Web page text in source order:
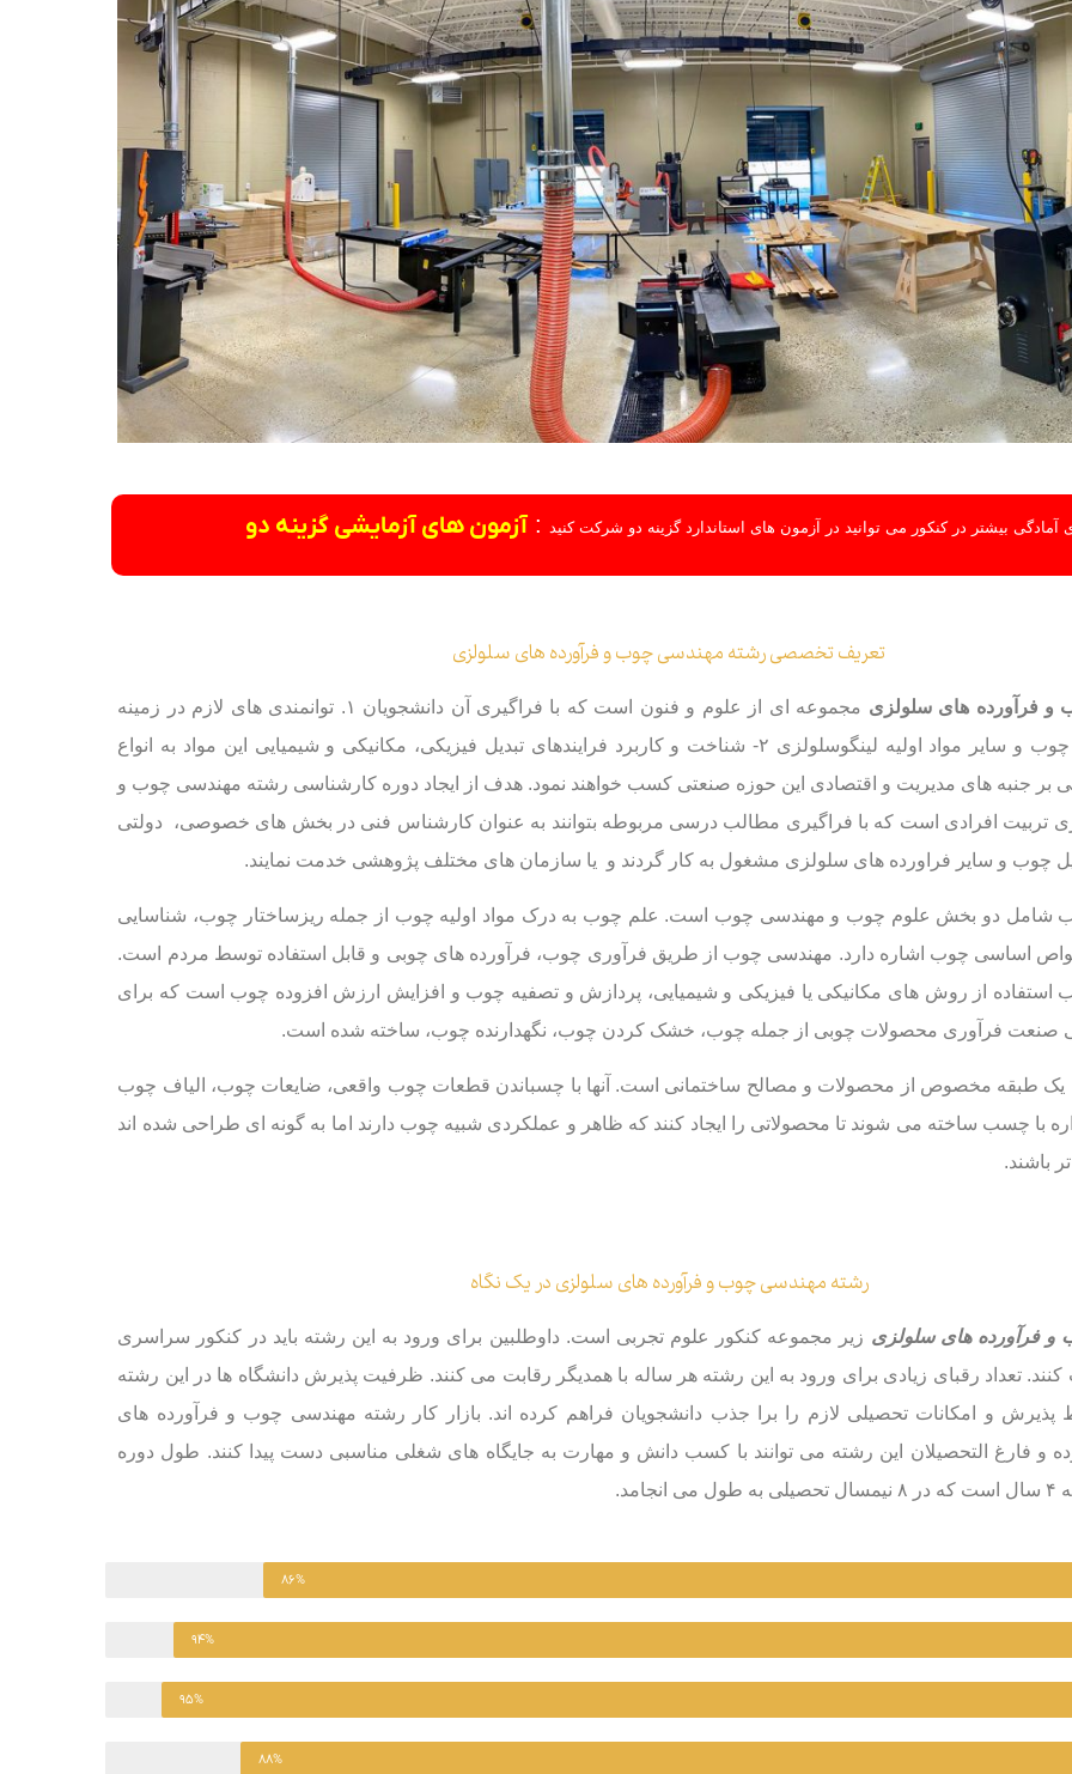
آمادگی بیشتر در کنکور می توانید در آزمون های استاندارد گزینه دو شرکت کنید :آزمون های آزمایشی گزینه دو
تعریف تخصصی رشته مهندسی چوب و فرآورده های سلولزی
فرآورده های سلولزی
مجموعه ای از علوم و فنون است که با فراگیری آن دانشجویان ۱. توانمندی های لازم در زمینه
شناخت و حفاظت چوب و سایر مواد اولیه لینگوسلولزی ۲- شناخت و کاربرد فرایندهای تبدیل فیزیکی، مکانیکی و شیمیایی این مواد به انواع
بر جنبه های مدیریت و اقتصادی این حوزه صنعتی کسب خواهند نمود. هدف از ایجاد دوره کارشناسی رشته مهندسی چوب و
تربیت افرادی است که با فراگیری مطالب درسی مربوطه بتوانند به عنوان کارشناس فنی در بخش های خصوصی، دولتی
چوب و سایر فراورده های سلولزی مشغول به کار گردند و یا سازمان های مختلف پژوهشی خدمت نمایند.
شامل دو بخش علوم چوب و مهندسی چوب است. علم چوب به درک مواد اولیه چوب از جمله ریزساختار چوب، شناسایی
اساسی چوب اشاره دارد. مهندسی چوب از طریق فرآوری چوب، فرآورده های چوبی و قابل استفاده توسط مردم است.
از روش های مکانیکی یا فیزیکی و شیمیایی، پردازش و تصفیه چوب و افزایش ارزش افزوده چوب است که برای
فرآوری محصولات چوبی از جمله چوب، خشک کردن چوب، نگهدارنده چوب، ساخته شده است.
طبقه مخصوص از محصولات و مصالح ساختمانی است. آنها با چسباندن قطعات چوب واقعی، ضایعات چوب، الیاف چوب
با چسب ساخته می شوند تا محصولاتی را ایجاد کنند که ظاهر و عملکردی شبیه چوب دارند اما به گونه ای طراحی شده اند
باشند.
رشته مهندسی چوب و فرآورده های سلولزی در یک نگاه
فرآورده های سلولزی زیر مجموعه کنکور علوم تجربی است. داوطلبین برای ورود به این رشته باید در کنکور سراسری
تعداد رقبای زیادی برای ورود به این رشته هر ساله با همدیگر رقابت می کنند. ظرفیت پذیرش دانشگاه ها در این رشته
و امکانات تحصیلی لازم را برا جذب دانشجویان فراهم کرده اند. بازار کار رشته مهندسی چوب و فرآورده های
و فارغ التحصیلان این رشته می توانند با کسب دانش و مهارت به جایگاه های شغلی مناسبی دست پیدا کنند. طول دوره
۸۶%
۹۴%
۹۵%
۸۸%